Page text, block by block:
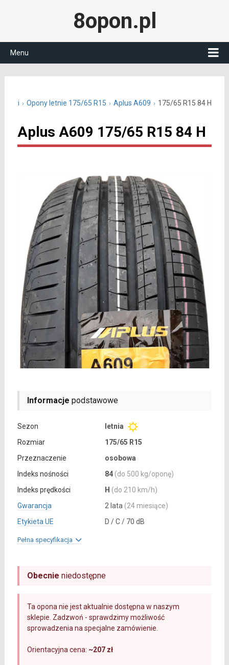
8opon.pl
Menu
cali Opony letnie 175/65 R15 Aplus A609 175/65 R15 84 H
Aplus A609 175/65 R15 84 H
Informacje podstawowe
Sezon
letnia
Rozmiar
175/65 R15
Przeznaczenie
osobowa
Indeks nośności
84 (do 500 kg/oponę)
Indeks prędkości
H (do 210 km/h)
Gwarancja
2 lata (24 miesiące)
Etykieta UE
D / C / 70 dB
Pełna specyfikacja
Obecnie niedostępne
Ta opona nie jest aktualnie dostępna w naszym
sklepie. Zadzwoń - sprawdzimy możliwość
sprowadzenia na specjalne zamówienie.
Orientacyjna cena: ~207 zł